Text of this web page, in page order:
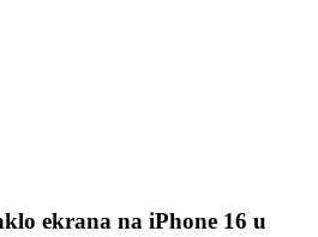
ekrana na iPhone 16 u